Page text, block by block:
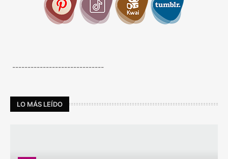
------------------------------
LO MÁS LEÍDO